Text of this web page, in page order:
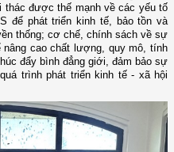
thác được thế mạnh về các yếu tố
để phát triển kinh tế, bảo tồn và
thống; cơ chế, chính sách về sự
cao chất lượng, quy mô, tính
đẩy bình đẳng giới, đảm bảo sự
trình phát triển kinh tế - xã hội